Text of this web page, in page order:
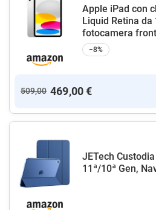
Apple iPad con
Liquid Retina da
fotocamera
−8%
509,00 469,00 €
JETech
11ª/10ª Gen,